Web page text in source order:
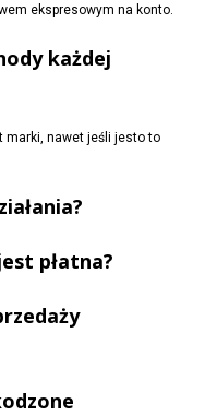
ekspresowym na konto.
każdej
marki, nawet jeśli jesto to
płatna?